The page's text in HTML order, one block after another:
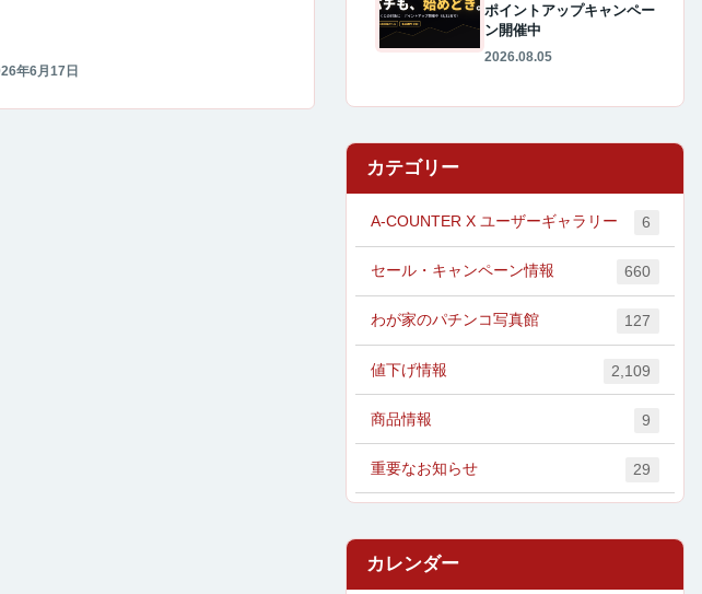
年6月17日
ポイントアップキャンペー
ン開催中
2026.08.05
カテゴリー
A-COUNTER X ユーザーギャラリー 6
セール・キャンペーン情報 660
わが家のパチンコ写真館 127
値下げ情報 2,109
商品情報 9
重要なお知らせ 29